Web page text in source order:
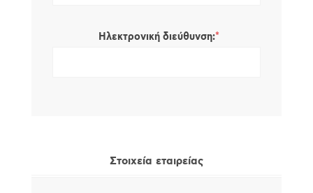
Ηλεκτρονική διεύθυνση:*
Στοιχεία εταιρείας